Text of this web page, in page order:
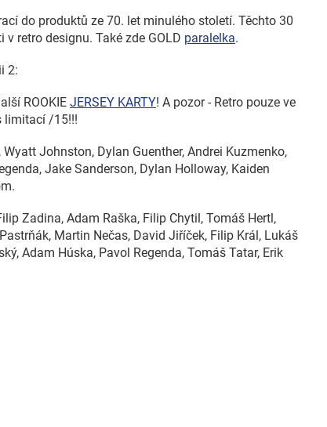
do produktů ze 70. let minulého století. Těchto 30
retro designu. Také zde GOLD paralelka.
2:
ROOKIE JERSEY KARTY! A pozor - Retro pouze ve
limitací /15!!!
Johnston, Dylan Guenther, Andrei Kuzmenko,
Jake Sanderson, Dylan Holloway, Kaiden
Zadina, Adam Raška, Filip Chytil, Tomáš Hertl,
Martin Nečas, David Jiříček, Filip Král, Lukáš
Adam Húska, Pavol Regenda, Tomáš Tatar, Erik